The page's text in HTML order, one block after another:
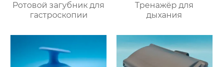
Ротовой загубник для
гастроскопии
Тренажёр для
дыхания